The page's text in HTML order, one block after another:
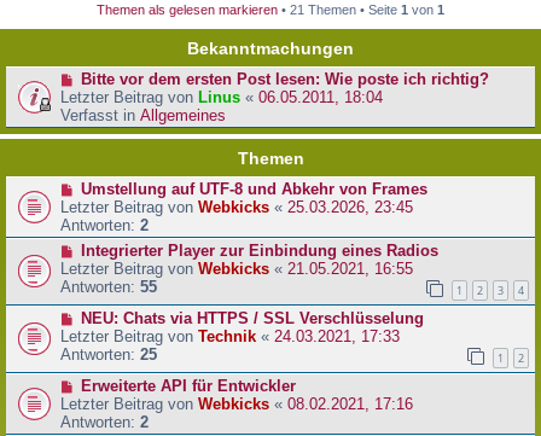
e
Themen als gelesen markieren • 21 Themen • Seite 1 von 1
Bekanntmachungen
Bitte vor dem ersten Post lesen: Wie poste ich richtig?
Letzter Beitrag von Linus « 06.05.2011, 18:04
Verfasst in Allgemeines
Themen
Umstellung auf UTF-8 und Abkehr von Frames
Letzter Beitrag von Webkicks « 25.03.2026, 23:45
Antworten: 2
Integrierter Player zur Einbindung eines Radios
Letzter Beitrag von Webkicks « 21.05.2021, 16:55
Antworten: 55 1 2 3 4
NEU: Chats via HTTPS / SSL Verschlüsselung
Letzter Beitrag von Technik « 24.03.2021, 17:33
Antworten: 25 1 2
Erweiterte API für Entwickler
Letzter Beitrag von Webkicks « 08.02.2021, 17:16
Antworten: 2